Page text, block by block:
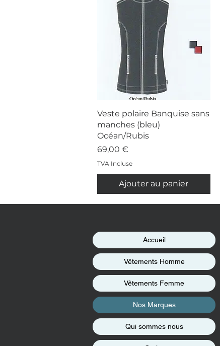
Aperçu rapide
Veste polaire Banquise sans
manches (bleu)
Océan/Rubis
Prix
69,00 €
TVA Incluse
Ajouter au panier
Accueil
Vêtements Homme
Vêtements Femme
Nos Marques
Qui sommes nous